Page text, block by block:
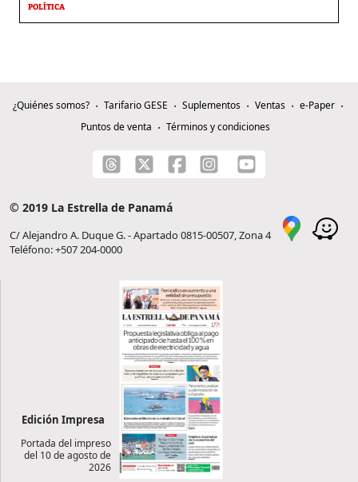
POLÍTICA
¿Quiénes somos? Tarifario GESE Suplementos Ventas
e-Paper
Puntos de venta
Términos y condiciones
© 2019 La Estrella de Panamá
C/ Alejandro A. Duque G. - Apartado 0815-00507, Zona 4
Teléfono: +507 204-0000
Edición Impresa
Portada del impreso
del 10 de agosto de
2026